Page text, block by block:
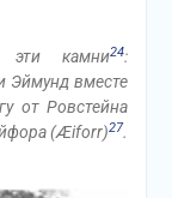
эти камни24:
Эймунд вместе
от Ровстейна
(Æiforr)27.